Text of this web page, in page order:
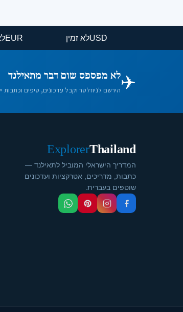
USD
✈️לא מפספס שום דבר מתאילנד
הירשם לניוזלטר וקבל עדכונים, טיפים וכתבות
Thailand
Explorer
המדריך הישראלי המוביל לתאילנד —
כתבות, מדריכים, אטרקציות ועדכונים
שוטפים בעברית.